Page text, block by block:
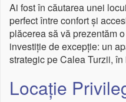
Ai fost în căutarea unei
perfect între confort și
plăcerea să vă prezentăm
investiție de excepție: un
strategic pe Calea Turzii,
Locație